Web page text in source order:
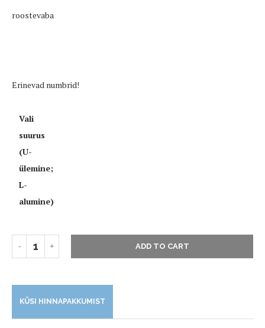
roostevaba
Erinevad numbrid!
Vali
suurus
(U-
ülemine;
L-
alumine)
ADD TO CART
KÜSI HINNAPAKKUMIST